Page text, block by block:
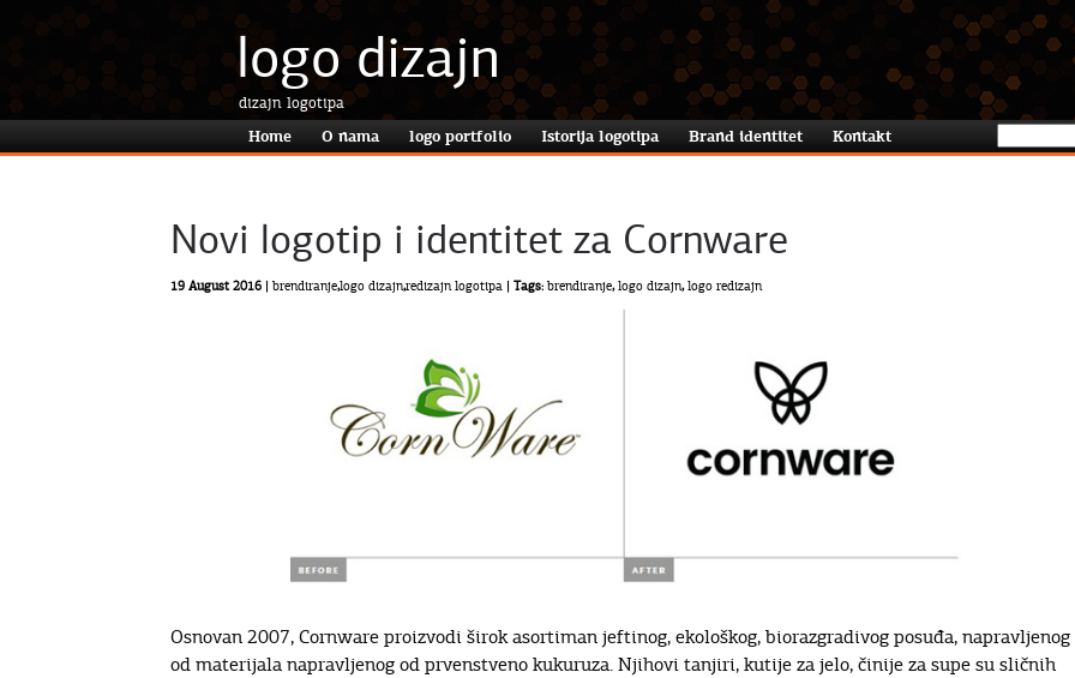
logo dizajn
dizajn logotipa
Home O nama logo portfolio Istorija logotipa Brand identitet Kontakt
Novi logotip i identitet za Cornware
19 August 2016 | brendiranje,logo dizajn,redizajn logotipa | Tags: brendiranje,logo dizajn,logo redizajn
Osnovan 2007, Cornware proizvodi širok asortiman jeftinog, ekološkog, biorazgradivog posuđa, napravljenog
od materijala napravljenog od prvenstveno kukuruza. Njihovi tanjiri, kutije za jelo, činije za supe su sličnih